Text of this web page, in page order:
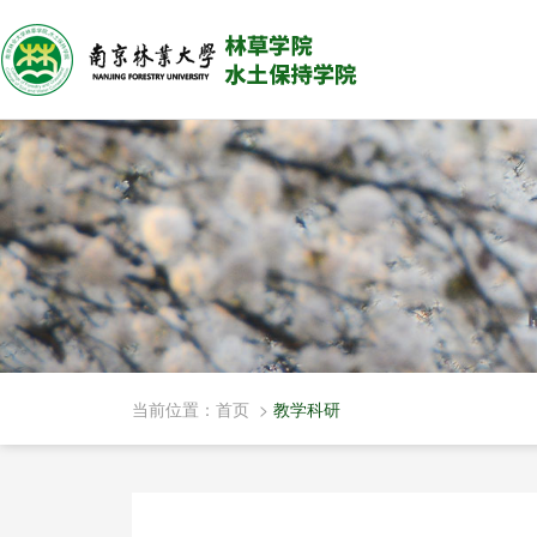
当前位置： 首页 > 教学科研